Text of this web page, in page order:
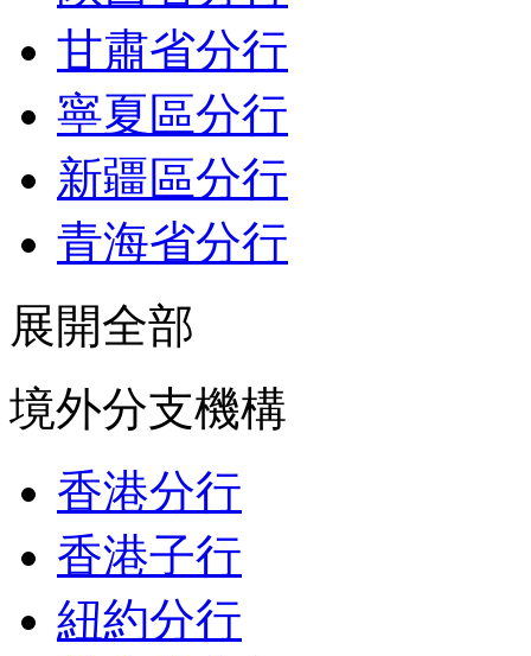
甘肅省分行
寧夏區分行
新疆區分行
青海省分行
展開全部
境外分支機構
香港分行
香港子行
紐約分行